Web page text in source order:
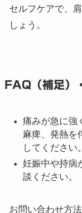
セルフケアで、
しょう。
FAQ（補足）
痛みが急に強
麻痺、発熱を
してください。
妊娠中や持病
談ください。
お問い合わせ方法